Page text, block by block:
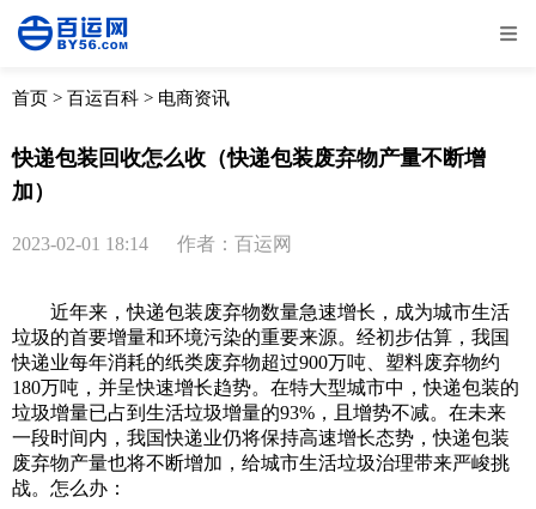
全部 物流资讯
首页 > 百运百科 > 电商资讯
快递包装回收怎么收（快递包装废弃物产量不断增
加）
2023-02-01 18:14 作者：百运网
近年来，快递包装废弃物数量急速增长，成为城市生活
垃圾的首要增量和环境污染的重要来源。经初步估算，我国
快递业每年消耗的纸类废弃物超过900万吨、塑料废弃物约
180万吨，并呈快速增长趋势。在特大型城市中，快递包装的
垃圾增量已占到生活垃圾增量的93%，且增势不减。在未来
一段时间内，我国快递业仍将保持高速增长态势，快递包装
废弃物产量也将不断增加，给城市生活垃圾治理带来严峻挑
战。怎么办：